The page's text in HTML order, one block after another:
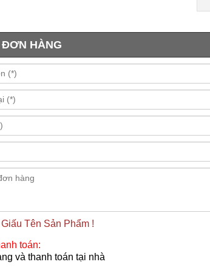
HÀNG
Tên Sản Phẩm !
toán:
và thanh toán tại nhà